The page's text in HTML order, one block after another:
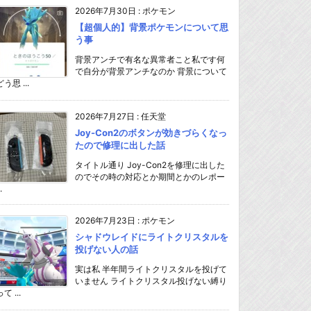
2026年7月30日 : ポケモン
【超個人的】背景ポケモンについて思
う事
背景アンチで有名な異常者こと私です何
で自分が背景アンチなのか 背景について
う思 ...
2026年7月27日 : 任天堂
Joy-Con2のボタンが効きづらくなっ
たので修理に出した話
タイトル通り Joy-Con2を修理に出した
のでその時の対応とか期間とかのレポー
2026年7月23日 : ポケモン
シャドウレイドにライトクリスタルを
投げない人の話
実は私 半年間ライトクリスタルを投げて
いません ライトクリスタル投げない縛り
て ...